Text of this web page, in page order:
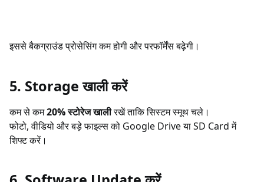
इससे बैकग्राउंड प्रोसेसिंग कम होगी और परफॉर्मेंस बढ़ेगी।
5. Storage खाली करें
कम से कम20% स्टोरेज खालीरखें ताकि सिस्टम स्मूथ चले।
फोटो, वीडियो और बड़े फाइल्स को Google Drive या SD Card में
शिफ्ट करें।